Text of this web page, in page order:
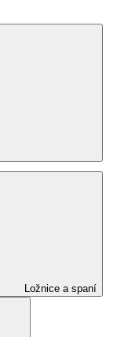
Ložnice a spaní